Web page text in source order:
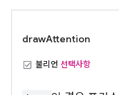
drawAttention
불리언 선택사항